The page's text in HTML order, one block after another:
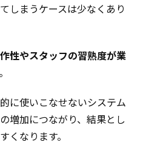
しまうケースは少なくあり
性やスタッフの習熟度が業
に使いこなせないシステム
増加につながり、結果とし
くなります。